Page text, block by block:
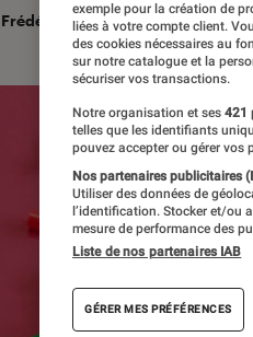
Frédérique
exemple pour la création de
liées à votre compte client.
des cookies nécessaires au
sur notre catalogue et la
sécuriser vos transactions.
Notre organisation et ses 421
telles que les identifiants
pouvez accepter ou gérer vos
Nos partenaires publicitaires
Utiliser des données de
l’identification. Stocker et/ou
mesure de performance des
Liste de nos partenaires IAB
GÉRER MES PRÉFÉRENCES